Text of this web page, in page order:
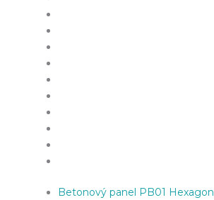
Betonový panel PB01 Hexagon